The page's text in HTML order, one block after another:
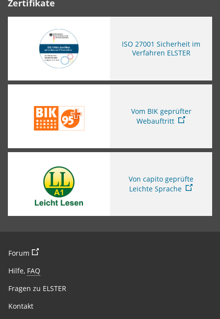
Zertifikate
ISO 27001 Sicherheit im
Verfahren ELSTER
Vom BIK geprüfter
Webauftritt
Von capito geprüfte
Leichte Sprache
Forum Sie verlassen die Seite
Hilfe, FAQ
Fragen zu ELSTER
Kontakt